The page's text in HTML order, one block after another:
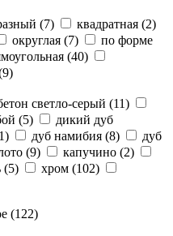
(7) квадратная (2)
округлая (7)
по форме
(40)
9)
светло-серый (11)
(5)
дикий дуб
) дуб намибия (8)
дуб
(9) капучино (2)
(5) хром (102)
(122)